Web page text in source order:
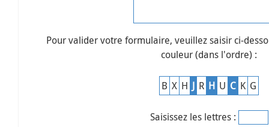
Pour valider votre formulaire, veuillez saisir ci-
couleur (dans l'ordre) :
B X H J R H U C K G
Saisissez les lettres :